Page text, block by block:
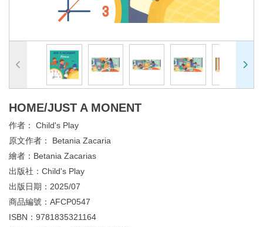
HOME/JUST A MONENT
作者： Child's Play
原文作者： Betania Zacaria
繪者： Betania Zacarias
出版社： Child's Play
出版日期： 2025/07
商品編號： AFCP0547
ISBN： 9781835321164